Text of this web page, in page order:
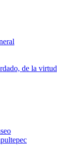
de la virtud